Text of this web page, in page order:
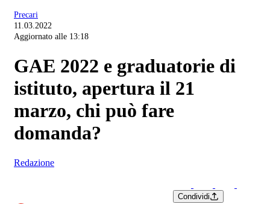
Precari
11.03.2022
Aggiornato alle 13:18
GAE 2022 e graduatorie di
istituto, apertura il 21
marzo, chi può fare
domanda?
Redazione
Condividi